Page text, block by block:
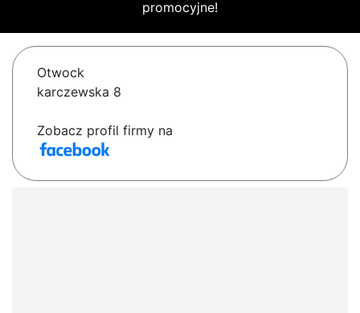
promocyjne!
Otwock
karczewska 8
Zobacz profil firmy na